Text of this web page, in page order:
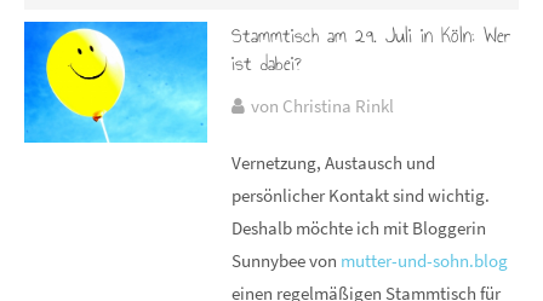
Stammtisch am 29. Juli in Köln: Wer
ist dabei?
von Christina Rinkl
Vernetzung, Austausch und
persönlicher Kontakt sind wichtig.
Deshalb möchte ich mit Bloggerin
Sunnybee von mutter-und-sohn.blog
einen regelmäßigen Stammtisch für